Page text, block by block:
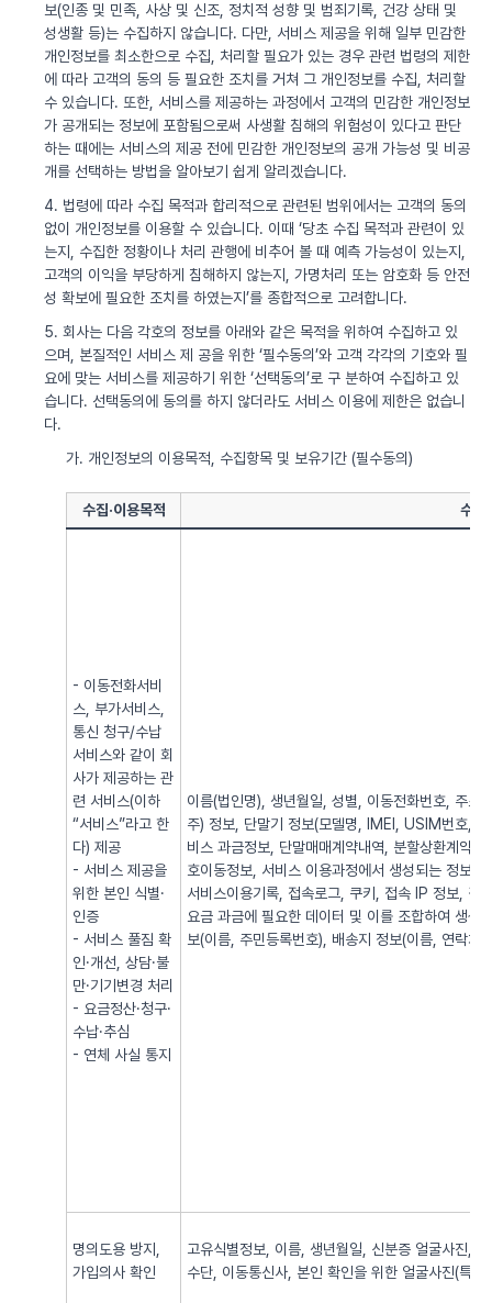
보(인종 및 민족, 사상 및 신조, 정치적 성향 및 범죄기록, 건강 상태 및
성생활 등)는 수집하지 않습니다. 다만, 서비스 제공을 위해 일부 민감한
개인정보를 최소한으로 수집, 처리할 필요가 있는 경우 관련 법령의 제한
에 따라 고객의 동의 등 필요한 조치를 거쳐 그 개인정보를 수집, 처리할
수 있습니다. 또한, 서비스를 제공하는 과정에서 고객의 민감한 개인정보
가 공개되는 정보에 포함됨으로써 사생활 침해의 위험성이 있다고 판단
하는 때에는 서비스의 제공 전에 민감한 개인정보의 공개 가능성 및 비공
개를 선택하는 방법을 알아보기 쉽게 알리겠습니다.
4. 법령에 따라 수집 목적과 합리적으로 관련된 범위에서는 고객의 동의
없이 개인정보를 이용할 수 있습니다. 이때 ‘당초 수집 목적과 관련이 있
는지, 수집한 정황이나 처리 관행에 비추어 볼 때 예측 가능성이 있는지,
고객의 이익을 부당하게 침해하지 않는지, 가명처리 또는 암호화 등 안전
성 확보에 필요한 조치를 하였는지’를 종합적으로 고려합니다.
5. 회사는 다음 각호의 정보를 아래와 같은 목적을 위하여 수집하고 있
으며, 본질적인 서비스 제 공을 위한 ‘필수동의’와 고객 각각의 기호와 필
요에 맞는 서비스를 제공하기 위한 ‘선택동의’로 구 분하여 수집하고 있
습니다. 선택동의에 동의를 하지 않더라도 서비스 이용에 제한은 없습니
다.
가. 개인정보의 이용목적, 수집항목 및 보유기간 (필수동의)
수집·이용목적 수집
- 이동전화서비
스, 부가서비스,
통신 청구/수납
서비스와 같이 회
사가 제공하는 관
련 서비스(이하
“서비스”라고 한
다) 제공
- 서비스 제공을
위한 본인 식별·
인증
- 서비스 풀짐 확
인·개선, 상담·불
만·기기변경 처리
- 요금정산·청구·
수납·추심
- 연체 사실 통지
이름(법인명), 생년월일, 성별, 이동전화번호, 주
주) 정보, 단말기 정보(모델명, IMEI, USIM번호,
비스 과금정보, 단말매매계약내역, 분할상환계약
호이동정보, 서비스 이용과정에서 생성되는 정보(
서비스이용기록, 접속로그, 쿠키, 접속 IP 정보, 결
요금 과금에 필요한 데이터 및 이를 조합하여 생
보(이름, 주민등록번호), 배송지 정보(이름, 연락처,
명의도용 방지,
가입의사 확인
고유식별정보, 이름, 생년월일, 신분증 얼굴사진,
수단, 이동통신사, 본인 확인을 위한 얼굴사진(특징